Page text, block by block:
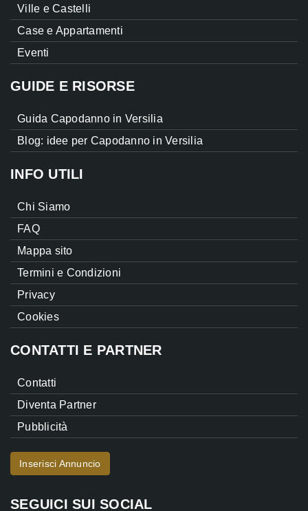
Ville e Castelli
Case e Appartamenti
Eventi
GUIDE E RISORSE
Guida Capodanno in Versilia
Blog: idee per Capodanno in Versilia
INFO UTILI
Chi Siamo
FAQ
Mappa sito
Termini e Condizioni
Privacy
Cookies
CONTATTI E PARTNER
Contatti
Diventa Partner
Pubblicità
Inserisci Annuncio
SEGUICI SUI SOCIAL